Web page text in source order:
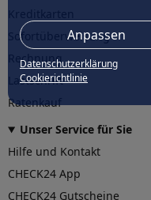
Anpassen
Datenschutzerklärung
Cookierichtlinie
Sofortüberweisung
Rechnung
Lastschrift
Ratenkauf
Unser Service für Sie
Hilfe und Kontakt
CHECK24 App
CHECK24 Gutscheine